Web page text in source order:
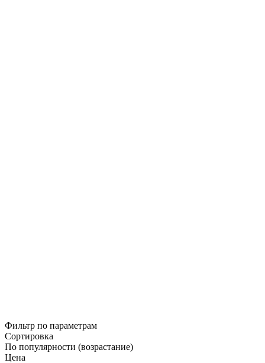
Фильтр по параметрам
Сортировка
По популярности (возрастание)
Цена